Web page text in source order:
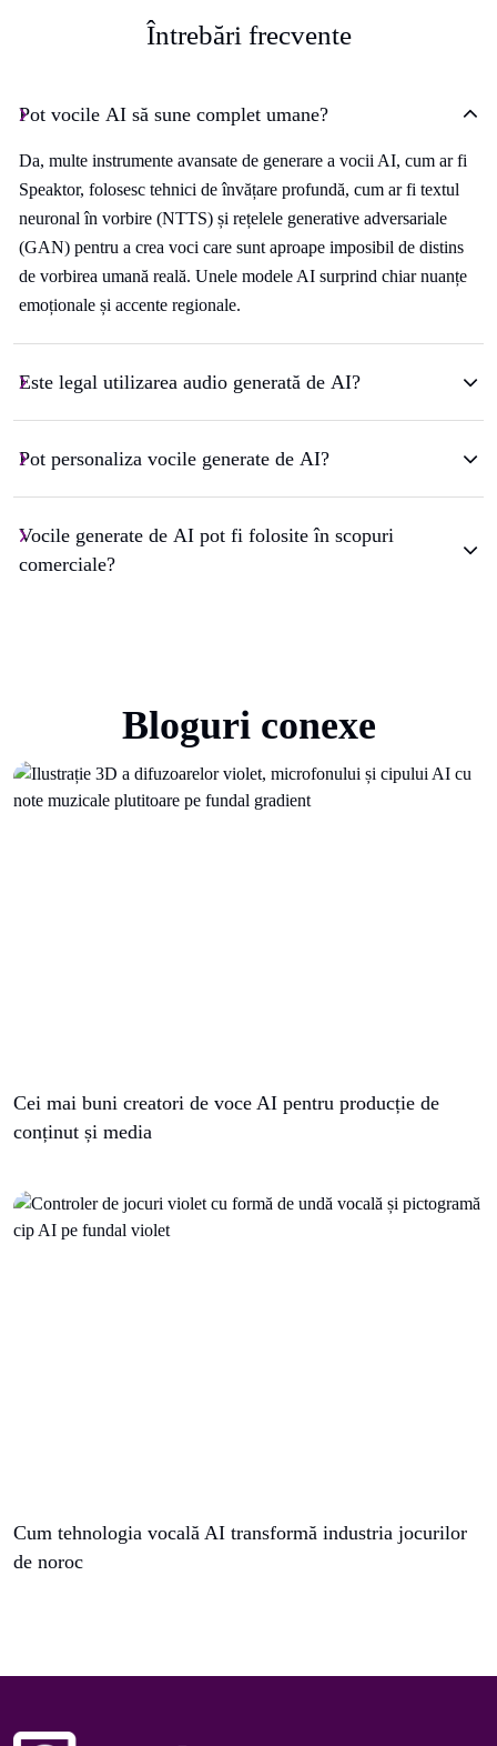
Întrebări frecvente
Pot vocile AI să sune complet umane?
Da, multe instrumente avansate de generare a vocii AI, cum ar fi
Speaktor, folosesc tehnici de învățare profundă, cum ar fi textul
neuronal în vorbire (NTTS) și rețelele generative adversariale
(GAN) pentru a crea voci care sunt aproape imposibil de distins
de vorbirea umană reală. Unele modele AI surprind chiar nuanțe
emoționale și accente regionale.
Este legal utilizarea audio generată de AI?
Pot personaliza vocile generate de AI?
Vocile generate de AI pot fi folosite în scopuri
comerciale?
Bloguri conexe
Cei mai buni creatori de voce AI pentru producție de
conținut și media
Cum tehnologia vocală AI transformă industria jocurilor
de noroc